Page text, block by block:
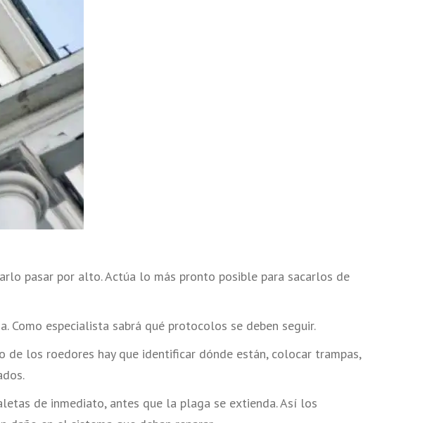
pasar por alto. Actúa lo más pronto posible para sacarlos de
Como especialista sabrá qué protocolos se deben seguir.
los roedores hay que identificar dónde están, colocar trampas,
de inmediato, antes que la plaga se extienda. Así los